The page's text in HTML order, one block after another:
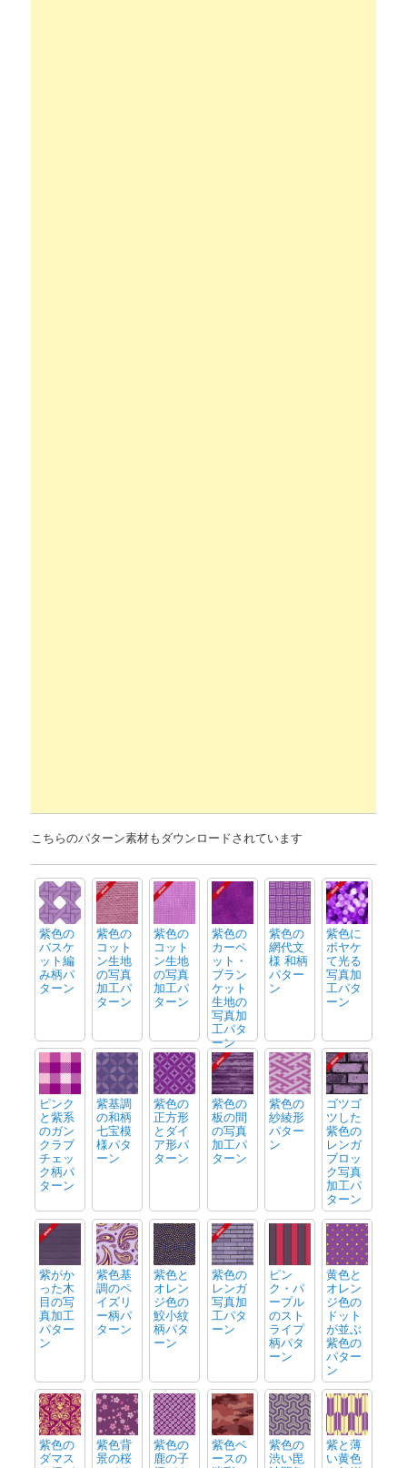
こちらのパターン素材もダウンロードされています
紫色の
バスケ
ット編
み柄パ
ターン
紫色の
コット
ン生地
の写真
加工パ
ターン
紫色の
コット
ン生地
の写真
加工パ
ターン
紫色の
カーペ
ット・
ブラン
ケット
生地の
写真加
工パタ
ーン
紫色の
網代文
様 和柄
パター
ン
紫色に
ボヤケ
て光る
写真加
工パタ
ーン
ピンク
と紫系
のガン
クラブ
チェッ
ク柄パ
ターン
紫基調
の和柄
七宝模
様パタ
ーン
紫色の
正方形
とダイ
ア形パ
ターン
紫色の
板の間
の写真
加工パ
ターン
紫色の
紗綾形
パター
ン
ゴツゴ
ツした
紫色の
レンガ
ブロッ
ク写真
加工パ
ターン
紫がか
った木
目の写
真加工
パター
ン
紫色基
調のペ
イズリ
ー柄パ
ターン
紫色と
オレン
ジ色の
鮫小紋
柄パタ
ーン
紫色の
レンガ
写真加
工パタ
ーン
ピン
ク・パ
ープル
のスト
ライプ
柄パタ
ーン
黄色と
オレン
ジ色の
ドット
が並ぶ
紫色の
パター
ン
紫色の
ダマス
紫色背
景の桜
紫色の
鹿の子
紫色ベ
ースの
紫色の
渋い毘
紫と薄
い黄色